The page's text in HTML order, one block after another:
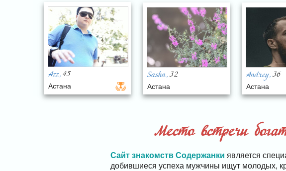
Azz, 45
Астана
Sasha, 32
Астана
Andrey, 36
Астана
Место встречи
Сайт знакомств Содержанки является
добившиеся успеха мужчины ищут молодых,